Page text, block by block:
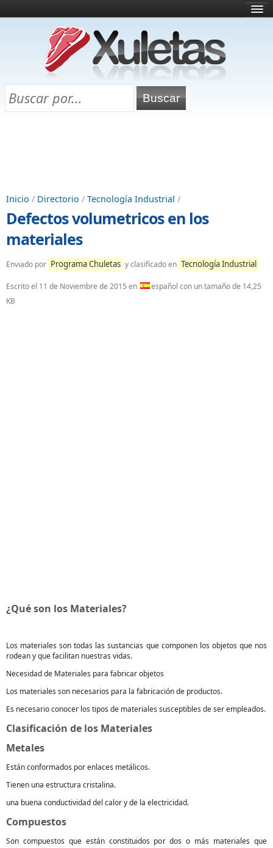
¿Qué es esto?
Directorio
Chuletas para exámenes
Inicio / Directorio / Tecnología Industrial /
Defectos volumetricos en los
materiales
Enviado por Programa Chuletas y clasificado en Tecnología Industrial
Escrito el 11 de Noviembre de 2015 en
español con un tamaño de 14,25
KB
¿Qué son los Materiales?
Los materiales son todas las sustancias que componen los objetos que nos
rodean y que facilitan nuestras vidas.
Necesidad de Materiales para fabricar objetos
Los materiales son necesarios para la fabricación de productos.
Es necesario conocer los tipos de materiales susceptibles de ser empleados.
Clasificación de los Materiales
Metales
Están conformados por enlaces metálicos.
Tienen una estructura cristalina.
una buena conductividad del calor y de la electricidad.
Compuestos
Son compuestos que están constituidos por dos o más materiales que